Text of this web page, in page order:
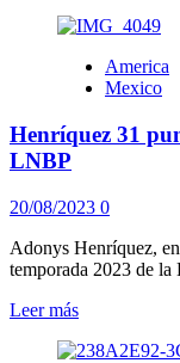
sobre
planta
cara
España
amistoso
America
Mexico
Henríquez 31
LNBP
20/08/2023 0
Adonys Henríquez,
temporada 2023 de
Leer másLeer
sobre